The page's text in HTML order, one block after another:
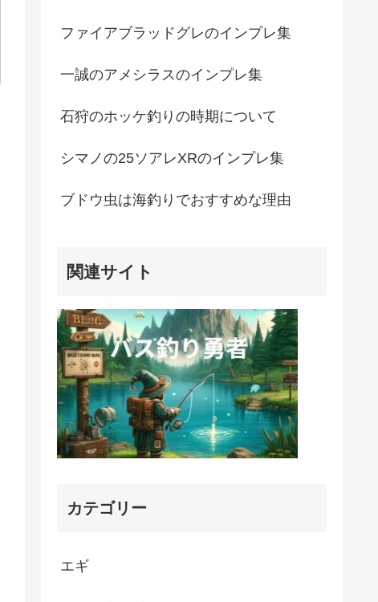
ファイアブラッドグレのインプレ集
一誠のアメシラスのインプレ集
石狩のホッケ釣りの時期について
シマノの25ソアレXRのインプレ集
ブドウ虫は海釣りでおすすめな理由
関連サイト
カテゴリー
エギ